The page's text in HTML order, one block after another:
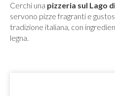
Cerchi una pizzeria sul Lago
servono pizze fragranti e
tradizione italiana, con
legna.